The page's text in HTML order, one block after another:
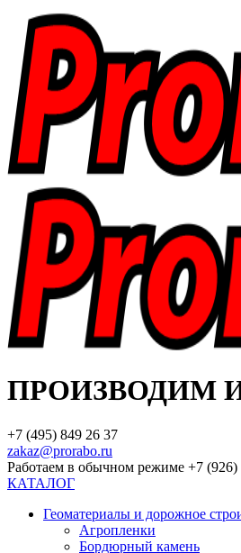
ПРОИЗВОДИМ И
+7 (495) 849 26 37
zakaz@prorabo.ru
Работаем в обычном режиме +7 (926)
КАТАЛОГ
Геоматериалы и дорожное
Агропленки
Бордюрный камень